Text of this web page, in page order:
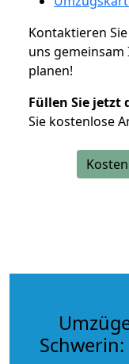
Kontaktieren
uns
planen!
Füllen Sie jetzt
Sie kostenlose